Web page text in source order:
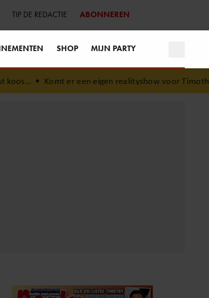
TIP DE REDACTIE ABONNEREN
SHOP MIJN PARTY
er een eigen realityshow voor Timothy na ‘B&B Vol